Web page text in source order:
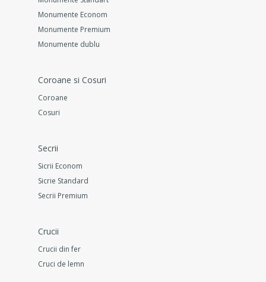
Monumente Econom
Monumente Premium
Monumente dublu
Coroane si Cosuri
Coroane
Cosuri
Secrii
Sicrii Econom
Sicrie Standard
Secrii Premium
Crucii
Crucii din fer
Cruci de lemn